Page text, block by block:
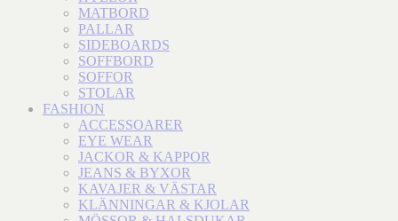
MATBORD
PALLAR
SIDEBOARDS
SOFFBORD
SOFFOR
STOLAR
FASHION
ACCESSOARER
EYE WEAR
JACKOR & KAPPOR
JEANS & BYXOR
KAVAJER & VÄSTAR
KLÄNNINGAR & KJOLAR